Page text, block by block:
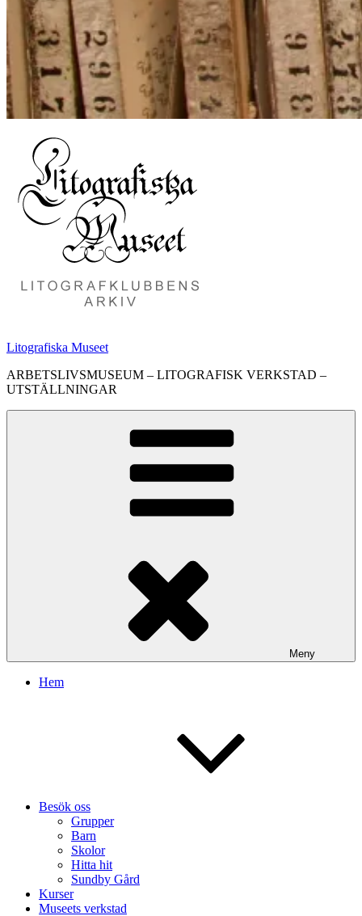
Litografiska Museet
ARBETSLIVSMUSEUM – LITOGRAFISK VERKSTAD –
UTSTÄLLNINGAR
Meny
Hem
Besök oss
Grupper
Barn
Skolor
Hitta hit
Sundby Gård
Kurser
Museets verkstad